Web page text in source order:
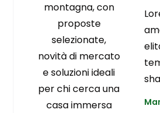
montagna, con
proposte
selezionate,
novità di mercato
e soluzioni ideali
per chi cerca una
casa immersa